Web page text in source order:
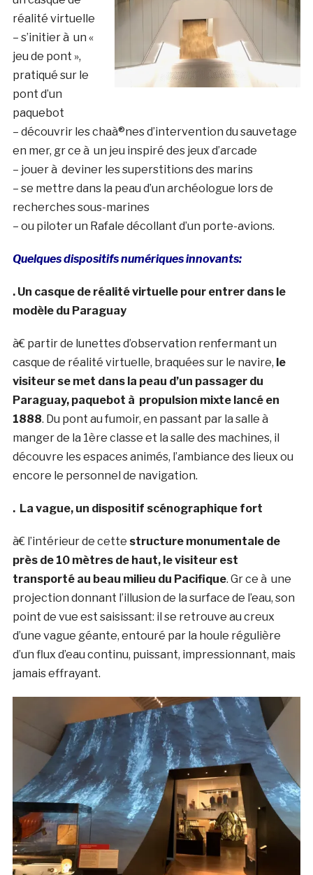
réalité virtuelle
– s’initier à un «
jeu de pont »,
pratiqué sur le
pont d’un
paquebot
– découvrir les chaà®nes d’intervention du sauvetage
en mer, gr ce à un jeu inspiré des jeux d’arcade
– jouer à deviner les superstitions des marins
– se mettre dans la peau d’un archéologue lors de
recherches sous-marines
– ou piloter un Rafale décollant d’un porte-avions.
Quelques dispositifs numériques innovants:
. Un casque de réalité virtuelle pour entrer dans le
modèle du Paraguay
à€ partir de lunettes d’observation renfermant un
casque de réalité virtuelle, braquées sur le navire, le
visiteur se met dans la peau d’un passager du
Paraguay, paquebot à propulsion mixte lancé en
1888. Du pont au fumoir, en passant par la salle à
manger de la 1ère classe et la salle des machines, il
découvre les espaces animés, l’ambiance des lieux ou
encore le personnel de navigation.
. La vague, un dispositif scénographique fort
à€ l’intérieur de cette structure monumentale de
près de 10 mètres de haut, le visiteur est
transporté au beau milieu du Pacifique. Gr ce à une
projection donnant l’illusion de la surface de l’eau, son
point de vue est saisissant: il se retrouve au creux
d’une vague géante, entouré par la houle régulière
d’un flux d’eau continu, puissant, impressionnant, mais
jamais effrayant.